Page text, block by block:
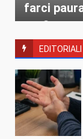
farci
VEB Ago 4,
Misteri e insolito
Perché il
EDITORIALI